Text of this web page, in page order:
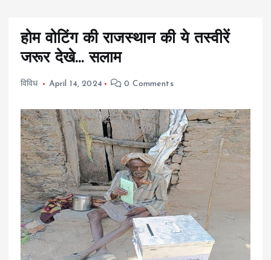
होम वोटिंग की राजस्थान की ये तस्वीरें
जरूर देखे… सलाम
विविध April 14, 2024 0 Comments